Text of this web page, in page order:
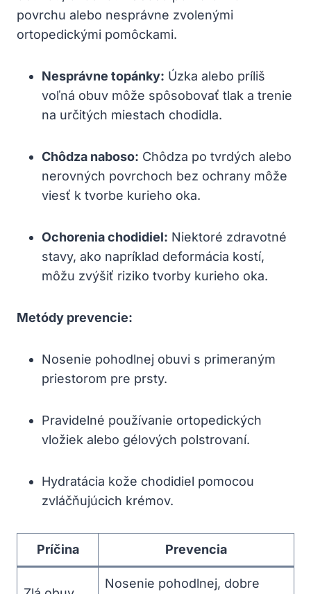
povrchu alebo nesprávne zvolenými
ortopedickými pomôckami.
Nesprávne topánky: Úzka alebo príliš
voľná obuv môže spôsobovať tlak a trenie
na určitých miestach chodidla.
Chôdza naboso: Chôdza po tvrdých alebo
nerovných povrchoch bez ochrany môže
viesť k tvorbe kurieho oka.
Ochorenia chodidiel: Niektoré zdravotné
stavy, ako napríklad deformácia kostí,
môžu zvýšiť riziko tvorby kurieho oka.
Metódy prevencie:
Nosenie pohodlnej obuvi s primeraným
priestorom pre prsty.
Pravidelné používanie ortopedických
vložiek alebo gélových polstrovaní.
Hydratácia kože chodidiel pomocou
zvláčňujúcich krémov.
Príčina Prevencia
Nosenie pohodlnej, dobre